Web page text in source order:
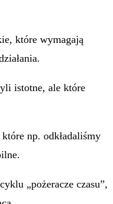
które wymagają
istotne, ale które
np. odkładaliśmy
„pożeracze czasu”,